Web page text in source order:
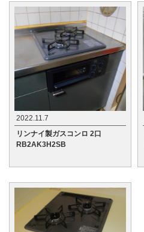
2022.11.7
リンナイ製ガスコンロ 2口
RB2AK3H2SB